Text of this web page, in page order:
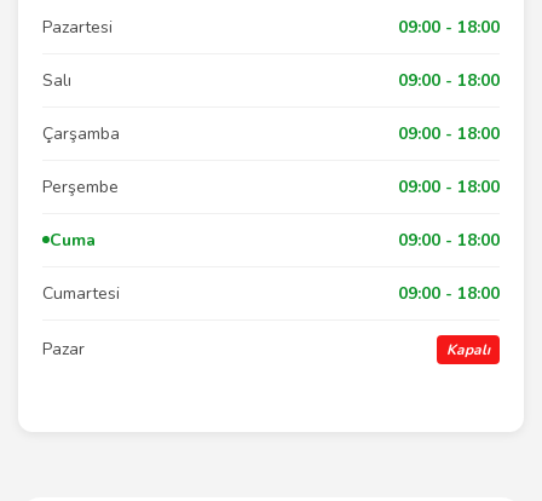
Pazartesi 09:00 - 18:00
Salı 09:00 - 18:00
Çarşamba 09:00 - 18:00
Perşembe 09:00 - 18:00
Cuma 09:00 - 18:00
Cumartesi 09:00 - 18:00
Pazar Kapalı